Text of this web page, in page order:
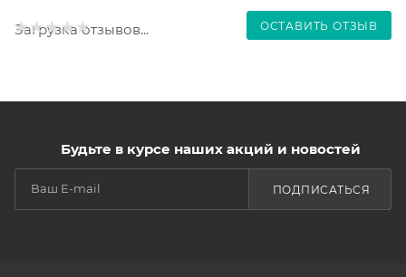
ОСТАВИТЬ ОТЗЫВ
Загрузка отзывов...
Будьте в курсе наших акций и новостей
ПОДПИСАТЬСЯ